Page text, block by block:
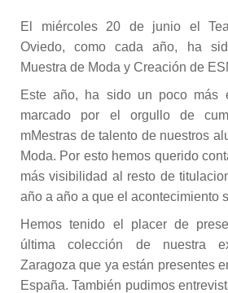
El miércoles 20 de junio el
Oviedo, como cada año, ha
Muestra de Moda y Creación de
Este año, ha sido un poco más
marcado por el orgullo de
mMestras de talento de nuestros
Moda. Por esto hemos querido
más visibilidad al resto de
año a año a que el acontecimiento
Hemos tenido el placer de
última colección de nuestra
Zaragoza que ya están presentes
España. También pudimos